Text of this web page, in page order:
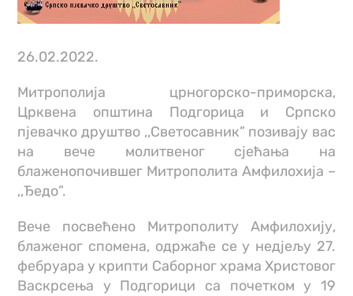
26.02.2022.
Митрополија црногорско-приморска,
Црквена општина Подгорица и Српско
пјевачко друштво ,,Светосавник” позивају вас
на вече молитвеног сјећања на
блаженопочившег Митрополита Амфилохија –
,,Ђедо”.
Вече посвећено Митрополиту Амфилохију,
блаженог спомена, одржаће се у недјељу 27.
фебруара у крипти Саборног храма Христовог
Васкрсења у Подгорици са почетком у 19